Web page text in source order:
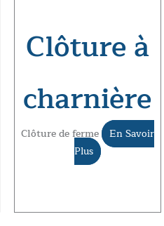
Clôture à
charnière
Clôture de ferme
En Savoir
Plus